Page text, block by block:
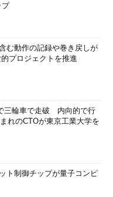
プ
む動作の記録や巻き戻しが
プロジェクトを推進
三輪車で走破 内向的で行
れのCTOが東京工業大学を
ト制御チップが量子コンピ